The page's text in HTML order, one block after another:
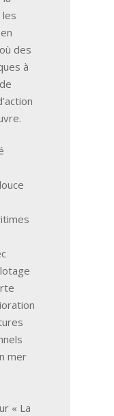
des
à
mer
« La